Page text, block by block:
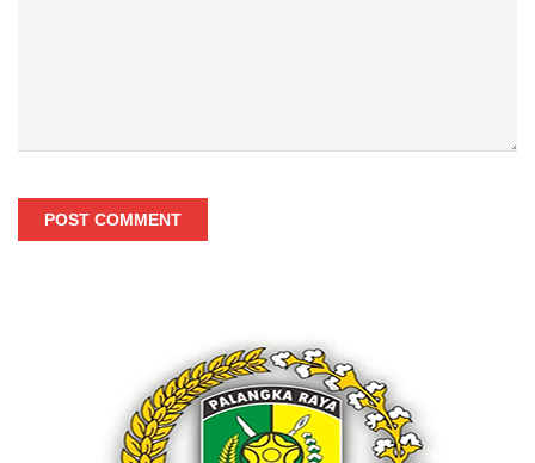
POST COMMENT